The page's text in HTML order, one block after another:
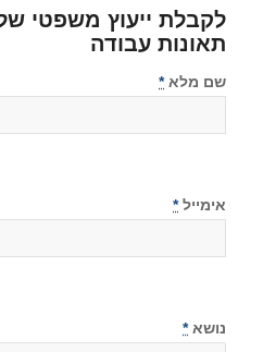
לקבלת ייעוץ משפטי
תאונות עבודה
שם מלא*
אימייל*
נושא*